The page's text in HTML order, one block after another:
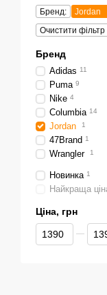
Бренд:
Jordan
Очистити фільтр
Бренд
Adidas 11
Puma 9
Nike 4
Columbia 14
Jordan 1
47Brand 1
Wrangler 1
Новинка 1
Найкраща
Ціна, грн
Від Ціна, грн
До Ціна, грн